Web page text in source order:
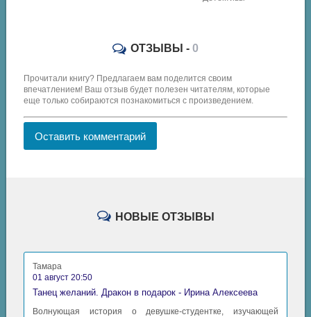
ОТЗЫВЫ - 0
Прочитали книгу? Предлагаем вам поделится своим
впечатлением! Ваш отзыв будет полезен читателям, которые
еще только собираются познакомиться с произведением.
Оставить комментарий
НОВЫЕ ОТЗЫВЫ
Тамара
01 август 20:50
Танец желаний. Дракон в подарок - Ирина Алексеева
Волнующая история о девушке-студентке, изучающей